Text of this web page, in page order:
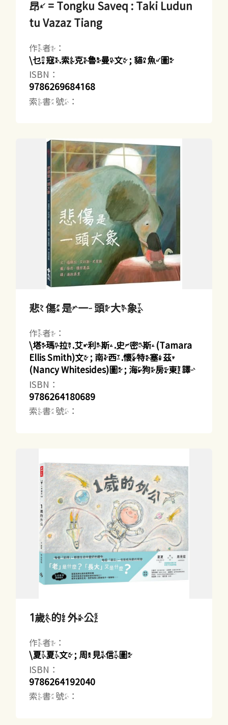
昂 = Tongku Saveq : Taki Ludun
tu Vazaz Tiang
作者：
\乜寇.索克魯曼文 ; 貓魚圖
ISBN：
9786269684168
索書號：
悲傷是一頭大象
作者：
\塔瑪拉.艾利斯.史密斯(Tamara
Ellis Smith)文 ; 南西.懷特塞茲
(Nancy Whitesides)圖 ; 海狗房東譯
ISBN：
9786264180689
索書號：
1歲的外公
作者：
\夏夏文 ; 周見信圖
ISBN：
9786264192040
索書號：